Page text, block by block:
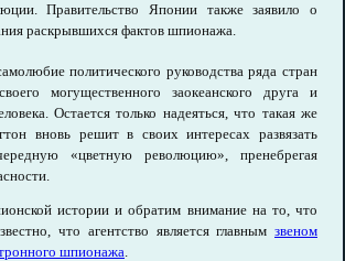
Правительство Японии также заявило о
раскрывшихся фактов шпионажа.
политического руководства ряда стран
могущественного заокеанского друга и
Остается только надеяться, что такая же
вновь решит в своих интересах развязать
«цветную революцию», пренебрегая
истории и обратим внимание на то, что
что агентство является главным звеном
шпионажа.